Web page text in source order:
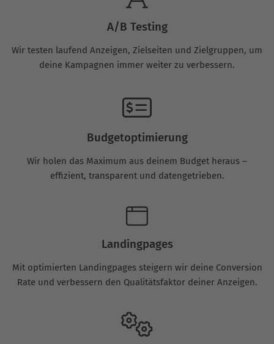
A/B Testing
Wir testen laufend Anzeigen, Zielseiten und Zielgruppen, um
deine Kampagnen immer weiter zu verbessern.
Budgetoptimierung
Wir holen das Maximum aus deinem Budget heraus –
effizient, transparent und datengetrieben.
Landingpages
Mit optimierten Landingpages steigern wir deine Conversion
Rate und verbessern den Qualitätsfaktor deiner Anzeigen.